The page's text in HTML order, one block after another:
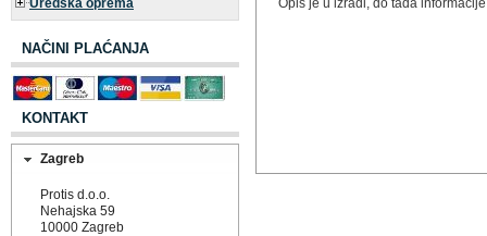
Uredska oprema
NAČINI PLAĆANJA
KONTAKT
Zagreb
Protis d.o.o.
Nehajska 59
10000 Zagreb
Opis je u izradi, do tada